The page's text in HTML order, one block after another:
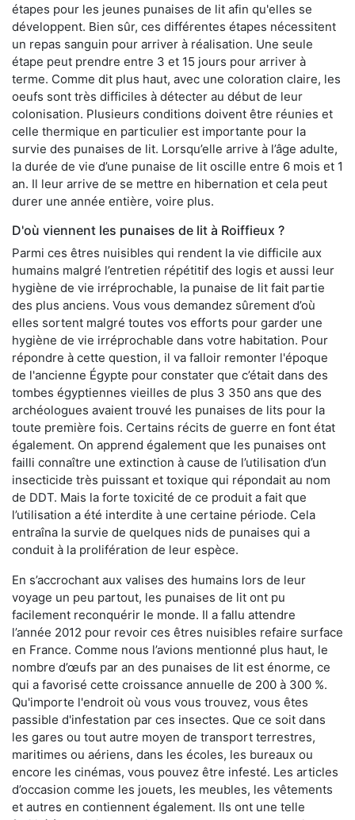
étapes pour les jeunes punaises de lit afin qu'elles se
développent. Bien sûr, ces différentes étapes nécessitent
un repas sanguin pour arriver à réalisation. Une seule
étape peut prendre entre 3 et 15 jours pour arriver à
terme. Comme dit plus haut, avec une coloration claire, les
oeufs sont très difficiles à détecter au début de leur
colonisation. Plusieurs conditions doivent être réunies et
celle thermique en particulier est importante pour la
survie des punaises de lit. Lorsqu’elle arrive à l’âge adulte,
la durée de vie d’une punaise de lit oscille entre 6 mois et 1
an. Il leur arrive de se mettre en hibernation et cela peut
durer une année entière, voire plus.
D'où viennent les punaises de lit à Roiffieux ?
Parmi ces êtres nuisibles qui rendent la vie difficile aux
humains malgré l’entretien répétitif des logis et aussi leur
hygiène de vie irréprochable, la punaise de lit fait partie
des plus anciens. Vous vous demandez sûrement d’où
elles sortent malgré toutes vos efforts pour garder une
hygiène de vie irréprochable dans votre habitation. Pour
répondre à cette question, il va falloir remonter l'époque
de l'ancienne Égypte pour constater que c’était dans des
tombes égyptiennes vieilles de plus 3 350 ans que des
archéologues avaient trouvé les punaises de lits pour la
toute première fois. Certains récits de guerre en font état
également. On apprend également que les punaises ont
failli connaître une extinction à cause de l’utilisation d’un
insecticide très puissant et toxique qui répondait au nom
de DDT. Mais la forte toxicité de ce produit a fait que
l’utilisation a été interdite à une certaine période. Cela
entraîna la survie de quelques nids de punaises qui a
conduit à la prolifération de leur espèce.
En s’accrochant aux valises des humains lors de leur
voyage un peu partout, les punaises de lit ont pu
facilement reconquérir le monde. Il a fallu attendre
l’année 2012 pour revoir ces êtres nuisibles refaire surface
en France. Comme nous l’avions mentionné plus haut, le
nombre d’œufs par an des punaises de lit est énorme, ce
qui a favorisé cette croissance annuelle de 200 à 300 %.
Qu'importe l'endroit où vous vous trouvez, vous êtes
passible d'infestation par ces insectes. Que ce soit dans
les gares ou tout autre moyen de transport terrestres,
maritimes ou aériens, dans les écoles, les bureaux ou
encore les cinémas, vous pouvez être infesté. Les articles
d’occasion comme les jouets, les meubles, les vêtements
et autres en contiennent également. Ils ont une telle